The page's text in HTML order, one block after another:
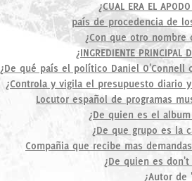
¿CUAL ERA EL
país de procedencia de
¿Con que otro nombre
¿INGREDIENTE PRINCIPAL
¿De qué país el político Daniel
¿Controla y vigila el presupuesto diario
Locutor español de programas
¿De quien es el
¿De que grupo es la
Compañia que recibe mas
¿De quien es
¿Autor de